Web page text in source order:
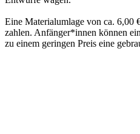
Eine Materialumlage von ca. 6,00
zahlen. Anfänger*innen können
zu einem geringen Preis eine